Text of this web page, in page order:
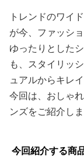
おしゃれに決
め5選
更新日2026-06-18
トレンドのワイ
ゆったりとした